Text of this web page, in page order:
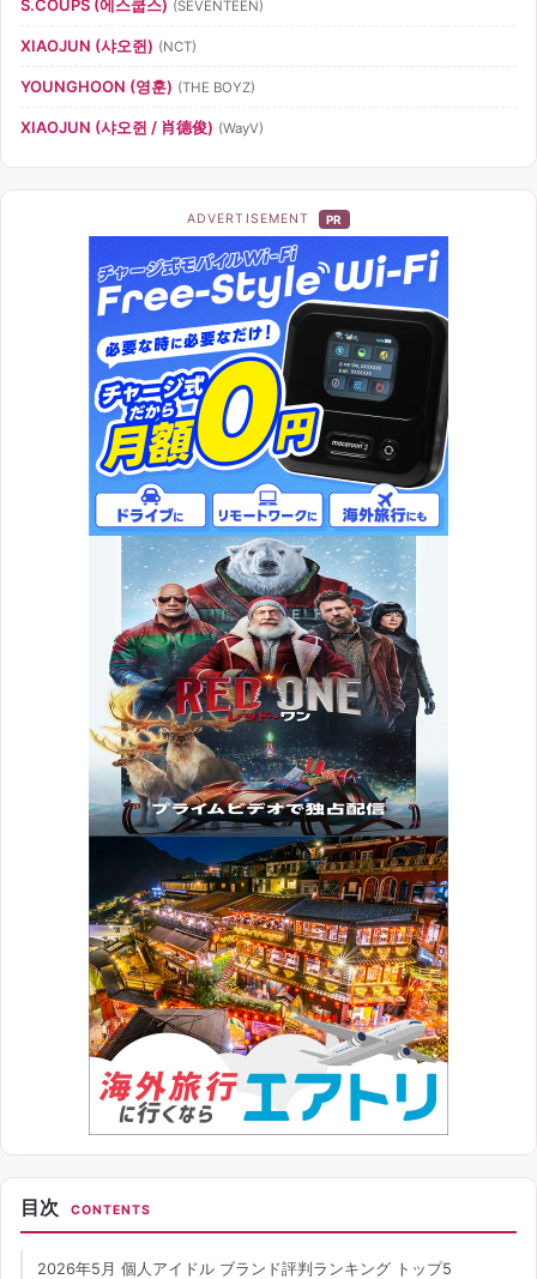
S.COUPS (에스쿱스) (SEVENTEEN)
XIAOJUN (샤오쥔) (NCT)
YOUNGHOON (영훈) (THE BOYZ)
XIAOJUN (샤오쥔 / 肖德俊) (WayV)
ADVERTISEMENT PR
目次 CONTENTS
2026年5月 個人アイドル ブランド評判ランキング トップ5